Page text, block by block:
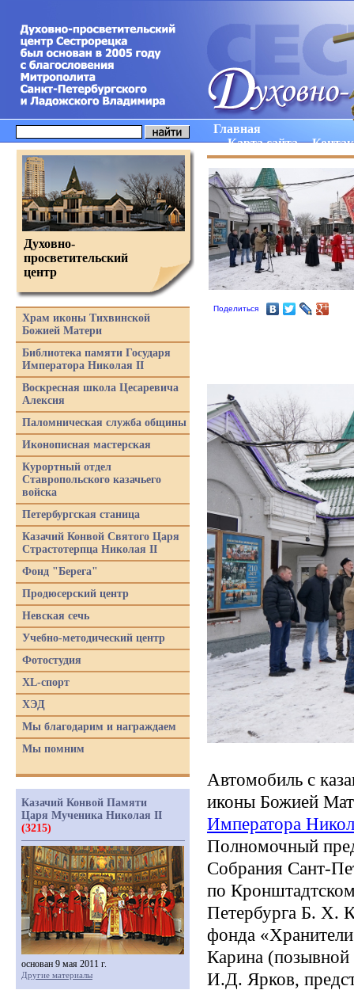
Главная
Карта сайта
Поделиться
Автомобиль с
иконы Божией
Императора
Полномочный
Собрания Сант-
по
Петербурга Б. Х.
фонда «Хранители
Карина (позывной
И.Д. Ярков,
Духовно-
просветительский
центр
Храм иконы Тихвинской
Божией Матери
Библиотека памяти Государя
Императора Николая II
Воскресная школа Цесаревича
Алексия
Паломническая служба общины
Иконописная мастерская
Курортный отдел
Ставропольского казачьего
войска
Петербургская станица
Казачий Конвой Святого Царя
Страстотерпца Николая II
Фонд "Берега"
Продюсерский центр
Невская сечь
Учебно-методический центр
Фотостудия
XL-спорт
ХЭД
Мы благодарим и награждаем
Мы помним
Казачий Конвой Памяти
Царя Мученика Николая II
(3215)
основан 9 мая 2011 г.
Другие материалы